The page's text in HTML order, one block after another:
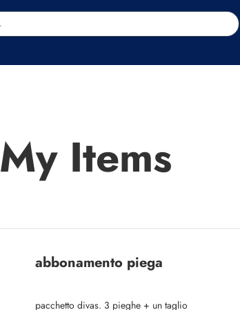
My Items
abbonamento piega
pacchetto divas. 3 pieghe + un taglio